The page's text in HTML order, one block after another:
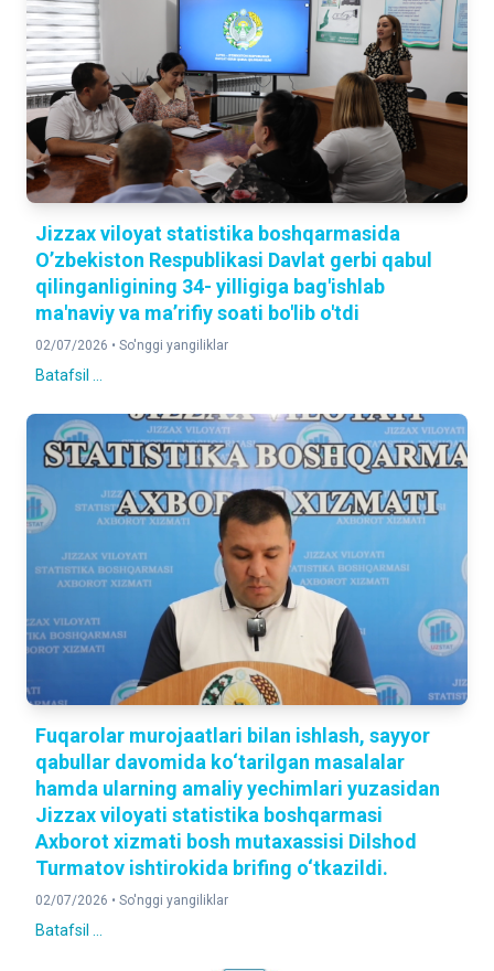
Jizzax viloyat statistika boshqarmasida
O’zbekiston Respublikasi Davlat gerbi qabul
qilinganligining 34- yilligiga bag'ishlab
ma'naviy va ma’rifiy soati bo'lib o'tdi
02/07/2026 • So'nggi yangiliklar
Batafsil ...
Fuqarolar murojaatlari bilan ishlash, sayyor
qabullar davomida ko‘tarilgan masalalar
hamda ularning amaliy yechimlari yuzasidan
Jizzax viloyati statistika boshqarmasi
Axborot xizmati bosh mutaxassisi Dilshod
Turmatov ishtirokida brifing o‘tkazildi.
02/07/2026 • So'nggi yangiliklar
Batafsil ...